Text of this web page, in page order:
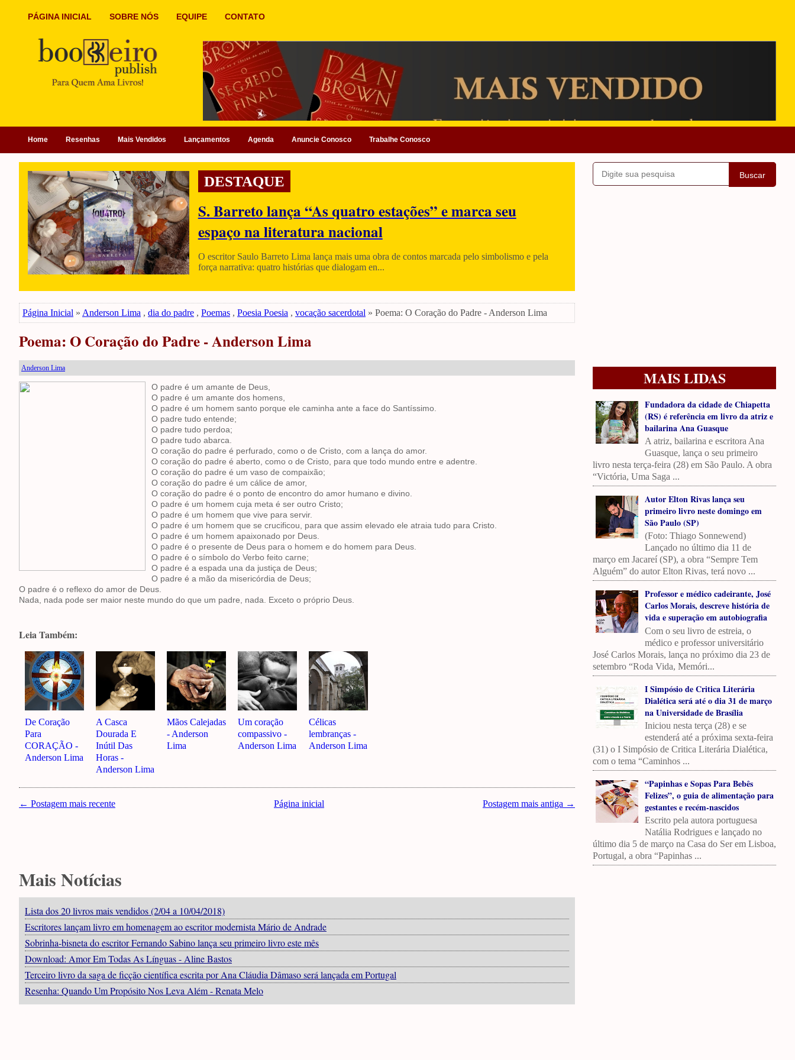
PÁGINA INICIAL SOBRE NÓS EQUIPE CONTATO
Home Resenhas Mais Vendidos Lançamentos Agenda Anuncie Conosco Trabalhe Conosco
DESTAQUE
S. Barreto lança “As quatro estações” e marca seu
espaço na literatura nacional
O escritor Saulo Barreto Lima lança mais uma obra de contos marcada pelo simbolismo e pela
força narrativa: quatro histórias que dialogam en...
Página Inicial » Anderson Lima , dia do padre , Poemas , Poesia Poesia , vocação sacerdotal » Poema: O Coração do Padre - Anderson Lima
Poema: O Coração do Padre - Anderson Lima
Anderson Lima
O padre é um amante de Deus,
O padre é um amante dos homens,
O padre é um homem santo porque ele caminha ante a face do Santíssimo.
O padre tudo entende;
O padre tudo perdoa;
O padre tudo abarca.
O coração do padre é perfurado, como o de Cristo, com a lança do amor.
O coração do padre é aberto, como o de Cristo, para que todo mundo entre e adentre.
O coração do padre é um vaso de compaixão;
O coração do padre é um cálice de amor,
O coração do padre é o ponto de encontro do amor humano e divino.
O padre é um homem cuja meta é ser outro Cristo;
O padre é um homem que vive para servir.
O padre é um homem que se crucificou, para que assim elevado ele atraia tudo para Cristo.
O padre é um homem apaixonado por Deus.
O padre é o presente de Deus para o homem e do homem para Deus.
O padre é o símbolo do Verbo feito carne;
O padre é a espada una da justiça de Deus;
O padre é a mão da misericórdia de Deus;
O padre é o reflexo do amor de Deus.
Nada, nada pode ser maior neste mundo do que um padre, nada. Exceto o próprio Deus.
Leia Também:
De Coração
Para
CORAÇÃO -
Anderson Lima
A Casca
Dourada E
Inútil Das
Horas -
Anderson Lima
Mãos Calejadas
- Anderson
Lima
Um coração
compassivo -
Anderson Lima
Célicas
lembranças -
Anderson Lima
← Postagem mais recente Postagem mais antiga →
Página inicial
Mais Notícias
Lista dos 20 livros mais vendidos (2/04 a 10/04/2018)
Escritores lançam livro em homenagem ao escritor modernista Mário de Andrade
Sobrinha-bisneta do escritor Fernando Sabino lança seu primeiro livro este mês
Download: Amor Em Todas As Línguas - Aline Bastos
Terceiro livro da saga de ficção científica escrita por Ana Cláudia Dâmaso será lançada em Portugal
Resenha: Quando Um Propósito Nos Leva Além - Renata Melo
Buscar
MAIS LIDAS
Fundadora da cidade de Chiapetta
(RS) é referência em livro da atriz e
bailarina Ana Guasque
A atriz, bailarina e escritora Ana
Guasque, lança o seu primeiro
livro nesta terça-feira (28) em São Paulo. A obra
“Victória, Uma Saga ...
Autor Elton Rivas lança seu
primeiro livro neste domingo em
São Paulo (SP)
(Foto: Thiago Sonnewend)
Lançado no último dia 11 de
março em Jacareí (SP), a obra “Sempre Tem
Alguém” do autor Elton Rivas, terá novo ...
Professor e médico cadeirante, José
Carlos Morais, descreve história de
vida e superação em autobiografia
Com o seu livro de estreia, o
médico e professor universitário
José Carlos Morais, lança no próximo dia 23 de
setembro “Roda Vida, Memóri...
I Simpósio de Critica Literária
Dialética será até o dia 31 de março
na Universidade de Brasília
Iniciou nesta terça (28) e se
estenderá até a próxima sexta-feira
(31) o I Simpósio de Critica Literária Dialética,
com o tema “Caminhos ...
“Papinhas e Sopas Para Bebês
Felizes”, o guia de alimentação para
gestantes e recém-nascidos
Escrito pela autora portuguesa
Natália Rodrigues e lançado no
último dia 5 de março na Casa do Ser em Lisboa,
Portugal, a obra “Papinhas ...